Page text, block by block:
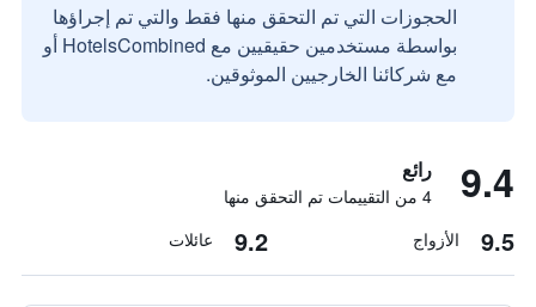
الحجوزات التي تم التحقق منها فقط والتي تم إجراؤها
بواسطة مستخدمين حقيقيين مع HotelsCombined أو
مع شركائنا الخارجيين الموثوقين.
9.4 رائع
4 من التقييمات تم التحقق منها
9.5 الأزواج 9.2 عائلات